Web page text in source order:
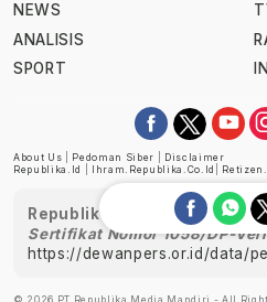
NEWS
ANALISIS
SPORT
About Us Pedoman Siber
Disclaimer
Republika.id
Ihram.republika.co.id
Republika telah diverifikasi
Sertifikat Nomor 1058/DP-
https://dewanpers.or.id/data/